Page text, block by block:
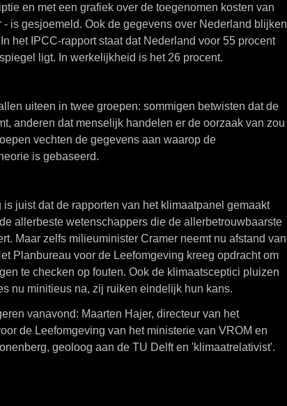
en met een grafiek over de toegenomen kosten van
- is gesjoemeld. Ook de gegevens over Nederland blijken
het IPCC-rapport staat dat Nederland voor 55 procent
ligt. In werkelijkheid is het 26 procent.
uiteen in twee groepen: sommigen betwisten dat de
anderen dat menselijk handelen er de oorzaak van zou
vechten de gegevens aan waarop de
is gebaseerd.
is juist dat de rapporten van het klimaatpanel gemaakt
allerbeste wetenschappers die de allerbetrouwbaarste
Maar zelfs milieuminister Cramer neemt nu afstand van
Planbureau voor de Leefomgeving kreeg opdracht om
te checken op fouten. Ook de klimaatsceptici pluizen
nu minitieus na, zij ruiken eindelijk hun kans.
vanavond: Maarten Hajer, directeur van het
de Leefomgeving van het ministerie van VROM en
geoloog aan de TU Delft en 'klimaatrelativist'.